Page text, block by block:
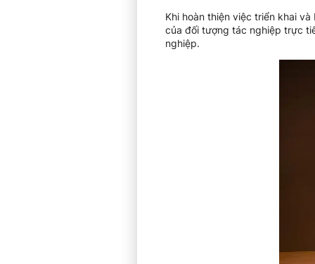
Khi hoàn thiện việc triển khai
của đối tượng tác nghiệp trực
nghiệp.